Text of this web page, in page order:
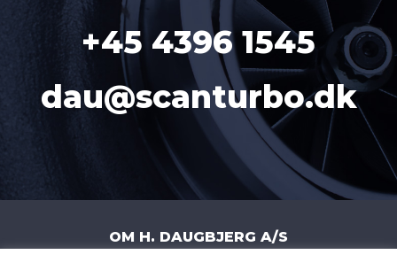
+45 4396 1545
dau@scanturbo.dk
OM H. DAUGBJERG A/S